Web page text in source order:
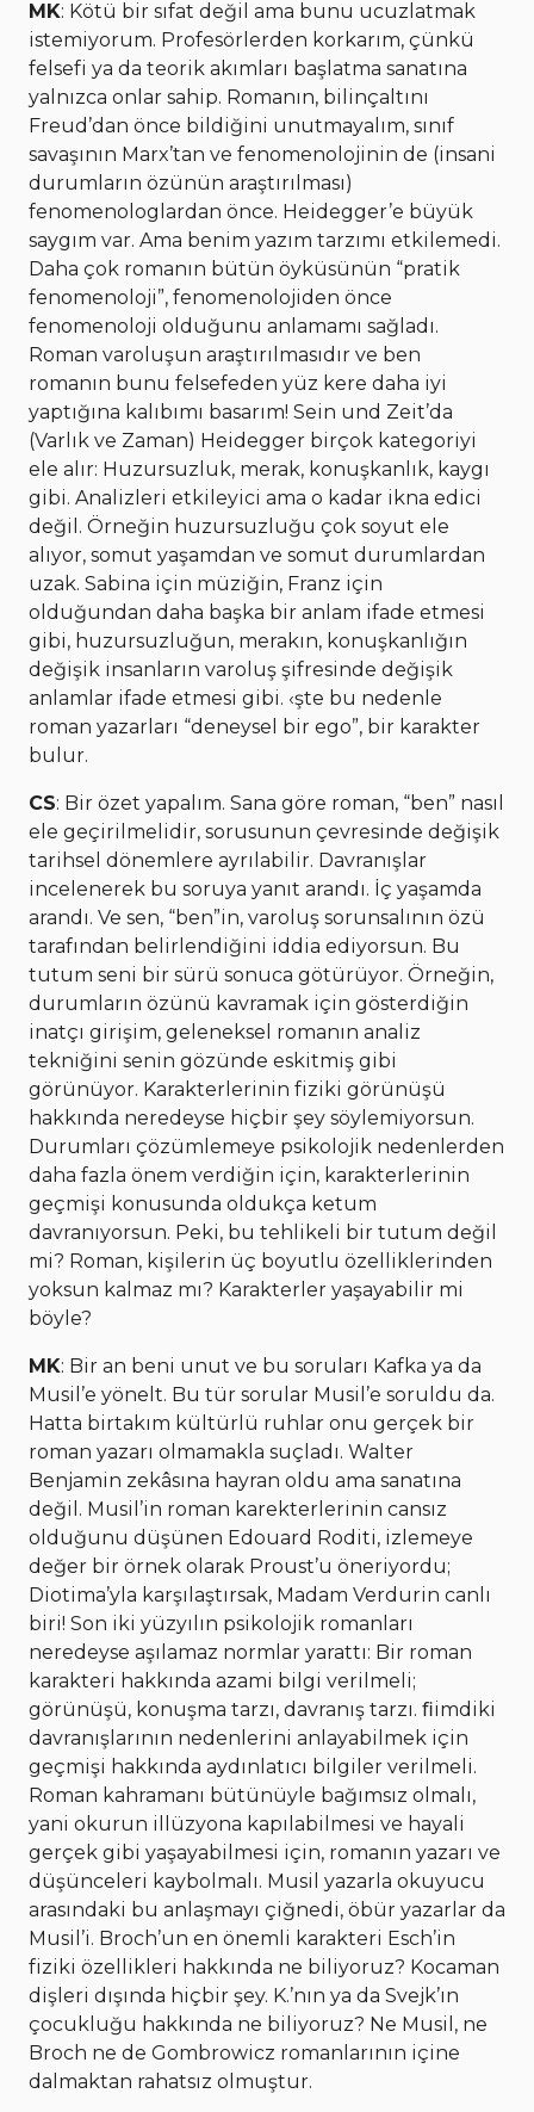
MK: Kötü bir sıfat değil ama bunu ucuzlatmak
istemiyorum. Profesörlerden korkarım, çünkü
felsefi ya da teorik akımları başlatma sanatına
yalnızca onlar sahip. Romanın, bilinçaltını
Freud’dan önce bildiğini unutmayalım, sınıf
savaşının Marx’tan ve fenomenolojinin de (insani
durumların özünün araştırılması)
fenomenologlardan önce. Heidegger’e büyük
saygım var. Ama benim yazım tarzımı etkilemedi.
Daha çok romanın bütün öyküsünün “pratik
fenomenoloji”, fenomenolojiden önce
fenomenoloji olduğunu anlamamı sağladı.
Roman varoluşun araştırılmasıdır ve ben
romanın bunu felsefeden yüz kere daha iyi
yaptığına kalıbımı basarım! Sein und Zeit’da
(Varlık ve Zaman) Heidegger birçok kategoriyi
ele alır: Huzursuzluk, merak, konuşkanlık, kaygı
gibi. Analizleri etkileyici ama o kadar ikna edici
değil. Örneğin huzursuzluğu çok soyut ele
alıyor, somut yaşamdan ve somut durumlardan
uzak. Sabina için müziğin, Franz için
olduğundan daha başka bir anlam ifade etmesi
gibi, huzursuzluğun, merakın, konuşkanlığın
değişik insanların varoluş şifresinde değişik
anlamlar ifade etmesi gibi. ‹şte bu nedenle
roman yazarları “deneysel bir ego”, bir karakter
bulur.
CS: Bir özet yapalım. Sana göre roman, “ben” nasıl
ele geçirilmelidir, sorusunun çevresinde değişik
tarihsel dönemlere ayrılabilir. Davranışlar
incelenerek bu soruya yanıt arandı. İç yaşamda
arandı. Ve sen, “ben”in, varoluş sorunsalının özü
tarafından belirlendiğini iddia ediyorsun. Bu
tutum seni bir sürü sonuca götürüyor. Örneğin,
durumların özünü kavramak için gösterdiğin
inatçı girişim, geleneksel romanın analiz
tekniğini senin gözünde eskitmiş gibi
görünüyor. Karakterlerinin fiziki görünüşü
hakkında neredeyse hiçbir şey söylemiyorsun.
Durumları çözümlemeye psikolojik nedenlerden
daha fazla önem verdiğin için, karakterlerinin
geçmişi konusunda oldukça ketum
davranıyorsun. Peki, bu tehlikeli bir tutum değil
mi? Roman, kişilerin üç boyutlu özelliklerinden
yoksun kalmaz mı? Karakterler yaşayabilir mi
böyle?
MK: Bir an beni unut ve bu soruları Kafka ya da
Musil’e yönelt. Bu tür sorular Musil’e soruldu da.
Hatta birtakım kültürlü ruhlar onu gerçek bir
roman yazarı olmamakla suçladı. Walter
Benjamin zekâsına hayran oldu ama sanatına
değil. Musil’in roman karekterlerinin cansız
olduğunu düşünen Edouard Roditi, izlemeye
değer bir örnek olarak Proust’u öneriyordu;
Diotima’yla karşılaştırsak, Madam Verdurin canlı
biri! Son iki yüzyılın psikolojik romanları
neredeyse aşılamaz normlar yarattı: Bir roman
karakteri hakkında azami bilgi verilmeli;
görünüşü, konuşma tarzı, davranış tarzı. ﬁimdiki
davranışlarının nedenlerini anlayabilmek için
geçmişi hakkında aydınlatıcı bilgiler verilmeli.
Roman kahramanı bütünüyle bağımsız olmalı,
yani okurun illüzyona kapılabilmesi ve hayali
gerçek gibi yaşayabilmesi için, romanın yazarı ve
düşünceleri kaybolmalı. Musil yazarla okuyucu
arasındaki bu anlaşmayı çiğnedi, öbür yazarlar da
Musil’i. Broch’un en önemli karakteri Esch’in
fiziki özellikleri hakkında ne biliyoruz? Kocaman
dişleri dışında hiçbir şey. K.’nın ya da Svejk’ın
çocukluğu hakkında ne biliyoruz? Ne Musil, ne
Broch ne de Gombrowicz romanlarının içine
dalmaktan rahatsız olmuştur.